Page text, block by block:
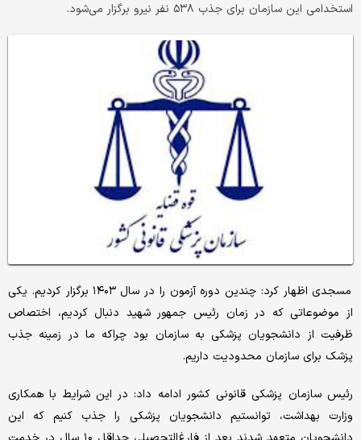
استخدامی این سازمان برای جذب ۵۳۸ نفر نیرو برگزار می‌شود.
مسجدی اظهار کرد: چندین دوره آزمون را در سال ۱۴۰۳ برگزار کردیم. یکی
از موضوعاتی که در زمان رئیس جمهور شهید دنبال کردیم، اختصاص
ظرفیت از دانشجویان پزشکی به سازمان بود چراکه ما در زمینه جذب
پزشک برای سازمان محدودیت داریم.
رئیس سازمان پزشکی قانونی کشور ادامه داد: در این شرایط با همکاری
وزارت بهداشت، توانستیم دانشجویان پزشکی را جذب کنیم که این